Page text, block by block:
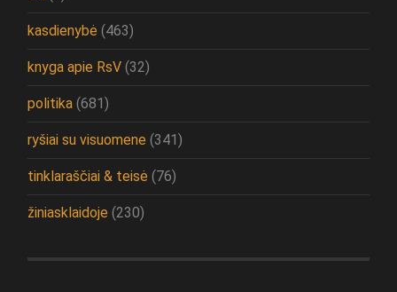
kasdienybė (463)
knyga apie RsV (32)
politika (681)
ryšiai su visuomene (341)
tinklaraščiai & teisė (76)
žiniasklaidoje (230)